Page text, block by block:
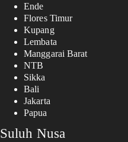
Ende
Flores Timur
Kupang
Lembata
Manggarai Barat
NTB
Sikka
Bali
Jakarta
Papua
Suluh Nusa